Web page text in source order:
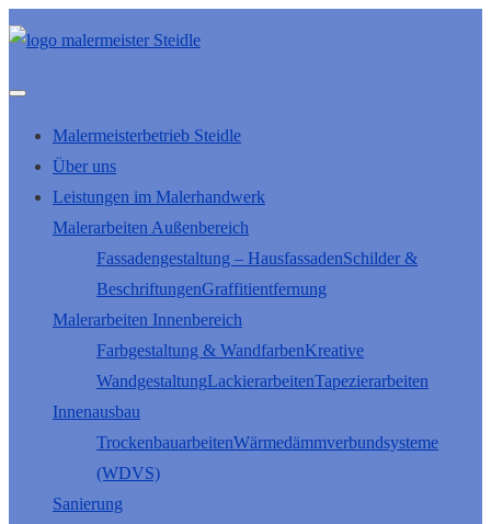
Malermeisterbetrieb Steidle
Über uns
Leistungen im Malerhandwerk
Malerarbeiten Außenbereich
Fassadengestaltung – HausfassadenSchilder &
BeschriftungenGraffitientfernung
Malerarbeiten Innenbereich
Farbgestaltung & WandfarbenKreative
WandgestaltungLackierarbeitenTapezierarbeiten
Innenausbau
TrockenbauarbeitenWärmedämmverbundsysteme
(WDVS)
Sanierung